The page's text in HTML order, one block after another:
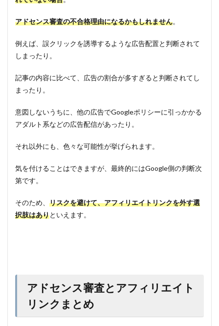
アドセンス審査の不合格理由になるかもしれません。
例えば、誤クリックを誘導するような広告配置と判断されて
しまったり。
記事の内容に比べて、広告の割合が多すぎると判断されてし
まったり。
意図しないうちに、他の広告でGoogleポリシーに引っかかる
アダルト系などの広告配信があったり。
それ以外にも、色々な可能性が挙げられます。
気を付けることはできますが、最終的にはGoogle側の判断次
第です。
そのため、 リスクを避けて、アフィリエイトリンクを外す選
択肢はありといえます。
アドセンス審査とアフィリエイト
リンクまとめ